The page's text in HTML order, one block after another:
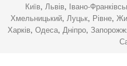
Київ, Львів, Івано-
Хмельницький, Луцьк, Рівне,
Харків, Одеса, Дніпро,